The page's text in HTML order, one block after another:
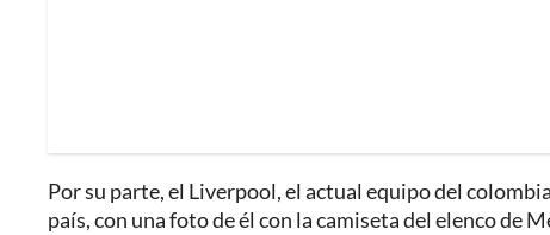
Por su parte, el Liverpool, el actual equipo del
país, con una foto de él con la camiseta del elenco de